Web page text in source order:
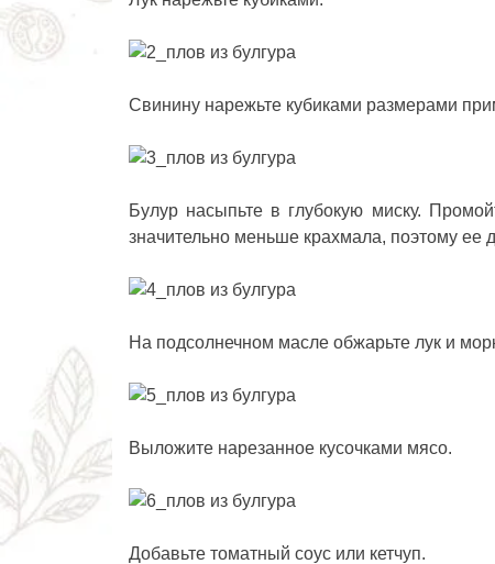
Свинину нарежьте кубиками размерами
Булур насыпьте в глубокую миску.
значительно меньше крахмала, поэтому ее
На подсолнечном масле обжарьте лук и
Выложите нарезанное кусочками мясо.
Добавьте томатный соус или кетчуп.